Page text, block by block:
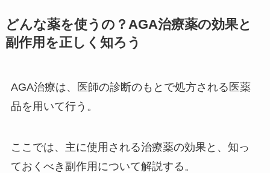
どんな薬を使うの？AGA治療薬の効果と
副作用を正しく知ろう
AGA治療は、医師の診断のもとで処方される医薬
品を用いて行う。
ここでは、主に使用される治療薬の効果と、知っ
ておくべき副作用について解説する。